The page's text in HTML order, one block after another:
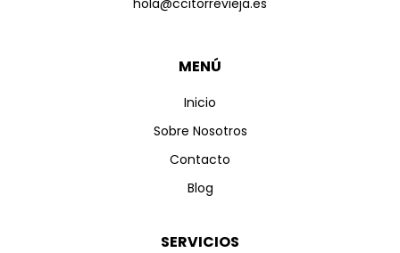
MENÚ
Inicio
Sobre Nosotros
Contacto
Blog
SERVICIOS